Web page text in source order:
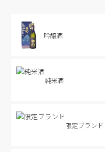
吟醸酒
純米酒
限定ブランド